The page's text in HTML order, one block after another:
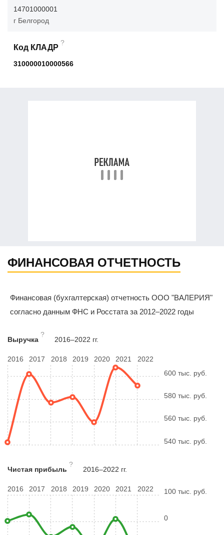
14701000001
г Белгород
Код КЛАДР
?
310000010000566
ФИНАНСОВАЯ ОТЧЕТНОСТЬ
Финансовая (бухгалтерская) отчетность ООО "ВАЛЕРИЯ"
согласно данным ФНС и Росстата за 2012–2022 годы
Выручка
?
2016–2022 гг.
2016 2017 2018 2019 2020 2021 2022
540 тыс. руб.
560 тыс. руб.
580 тыс. руб.
600 тыс. руб.
Чистая прибыль
?
2016–2022 гг.
2016 2017 2018 2019 2020 2021 2022
0
100 тыс. руб.